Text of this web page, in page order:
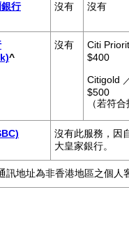
行
沒有 沒有
^
沒有
Citi
$400
Citigold
$500
（若符
沒有此服務，因
大皇家銀行。
訊地址為非香港地區之個人